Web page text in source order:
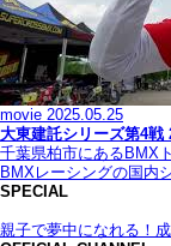
movie 2025.05.25
大東建託シリーズ第4戦
千葉県柏市にあるBMX
BMXレーシングの国内
SPECIAL
親子で夢中になれる！